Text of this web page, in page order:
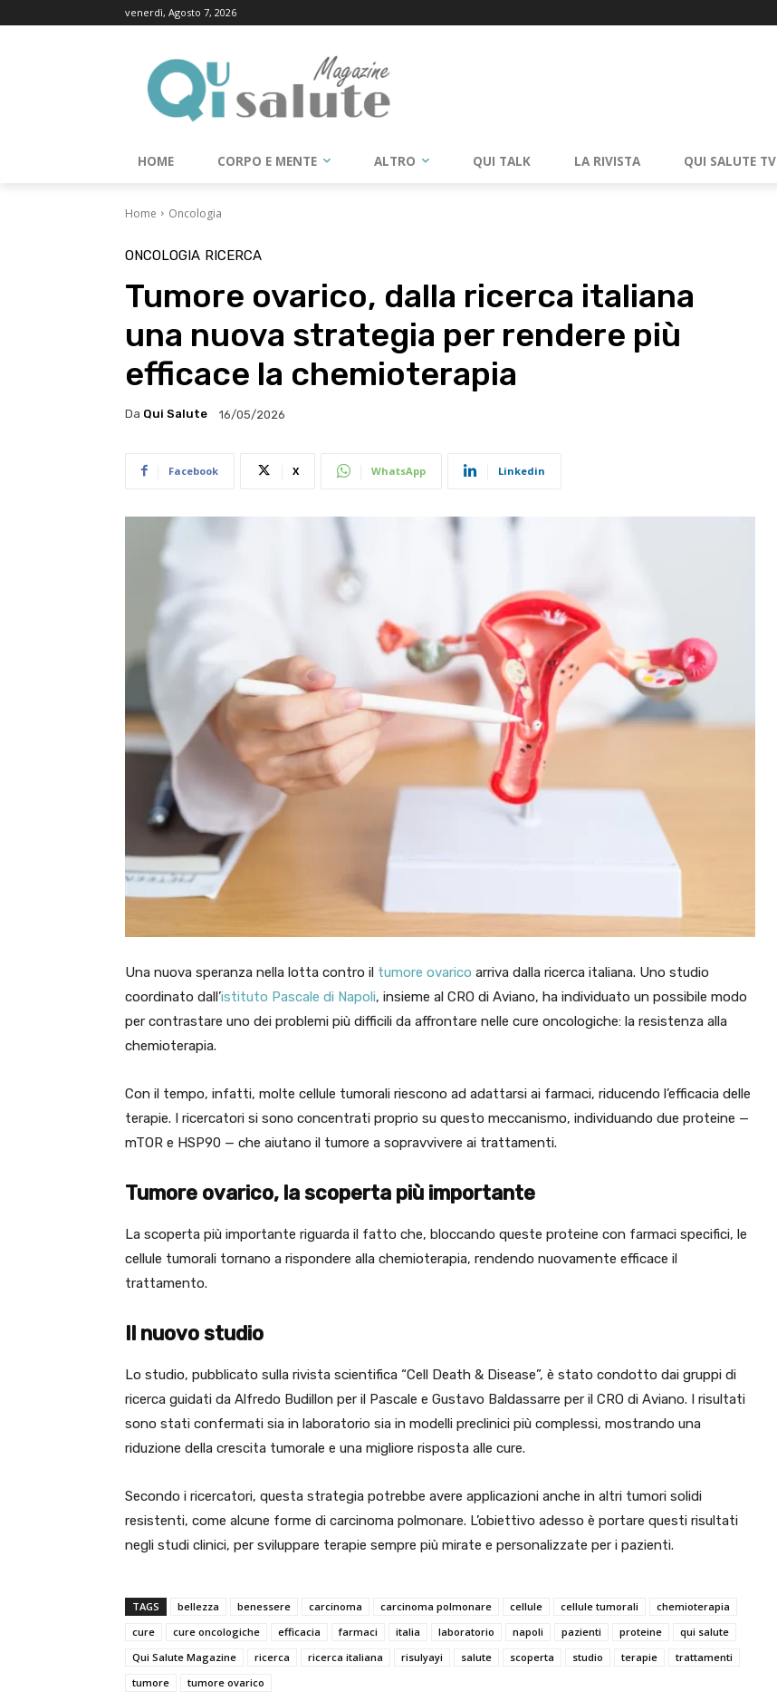
venerdì, Agosto 7, 2026
HOME CORPO E MENTE ALTRO QUI TALK LA RIVISTA QUI SALUTE TV
Home Oncologia
ONCOLOGIA RICERCA
Tumore ovarico, dalla ricerca italiana
una nuova strategia per rendere più
efficace la chemioterapia
Da Qui Salute 16/05/2026
Facebook X WhatsApp Linkedin
Una nuova speranza nella lotta contro il tumore ovarico arriva dalla ricerca italiana. Uno studio
coordinato dall’istituto Pascale di Napoli, insieme al CRO di Aviano, ha individuato un possibile modo
per contrastare uno dei problemi più difficili da affrontare nelle cure oncologiche: la resistenza alla
chemioterapia.
Con il tempo, infatti, molte cellule tumorali riescono ad adattarsi ai farmaci, riducendo l’efficacia delle
terapie. I ricercatori si sono concentrati proprio su questo meccanismo, individuando due proteine —
mTOR e HSP90 — che aiutano il tumore a sopravvivere ai trattamenti.
Tumore ovarico, la scoperta più importante
La scoperta più importante riguarda il fatto che, bloccando queste proteine con farmaci specifici, le
cellule tumorali tornano a rispondere alla chemioterapia, rendendo nuovamente efficace il
trattamento.
Il nuovo studio
Lo studio, pubblicato sulla rivista scientifica “Cell Death & Disease”, è stato condotto dai gruppi di
ricerca guidati da Alfredo Budillon per il Pascale e Gustavo Baldassarre per il CRO di Aviano. I risultati
sono stati confermati sia in laboratorio sia in modelli preclinici più complessi, mostrando una
riduzione della crescita tumorale e una migliore risposta alle cure.
Secondo i ricercatori, questa strategia potrebbe avere applicazioni anche in altri tumori solidi
resistenti, come alcune forme di carcinoma polmonare. L’obiettivo adesso è portare questi risultati
negli studi clinici, per sviluppare terapie sempre più mirate e personalizzate per i pazienti.
TAGS bellezza benessere carcinoma carcinoma polmonare cellule cellule tumorali
chemioterapia
cure
cure oncologiche efficacia farmaci italia laboratorio napoli pazienti proteine
qui salute
Qui Salute Magazine
ricerca ricerca italiana risulyayi salute scoperta studio terapie
trattamenti
tumore
tumore ovarico